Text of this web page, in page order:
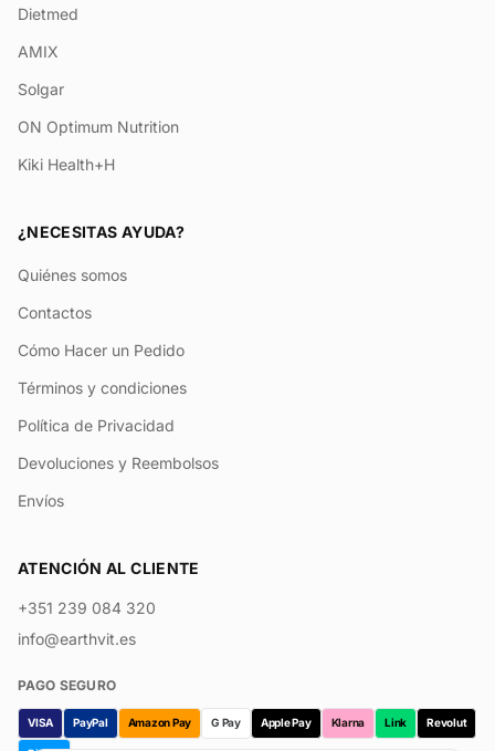
Dietmed
AMIX
Solgar
ON Optimum Nutrition
Kiki Health+H
¿NECESITAS AYUDA?
Quiénes somos
Contactos
Cómo Hacer un Pedido
Términos y condiciones
Política de Privacidad
Devoluciones y Reembolsos
Envíos
ATENCIÓN AL CLIENTE
+351 239 084 320
info@earthvit.es
PAGO SEGURO
VISA PayPal Amazon Pay G Pay Apple Pay Klarna Link Revolut